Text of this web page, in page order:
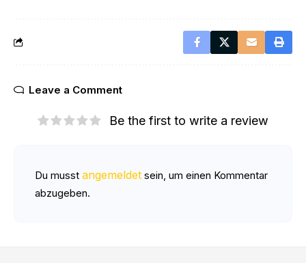
Leave a Comment
Be the first to write a review
Du musst angemeldet sein, um einen Kommentar
abzugeben.